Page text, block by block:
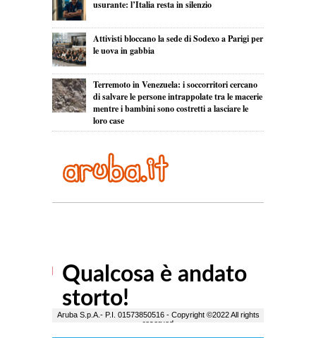
usurante: l’Italia resta in silenzio
Attivisti bloccano la sede di Sodexo a Parigi per
le uova in gabbia
Terremoto in Venezuela: i soccorritori cercano
di salvare le persone intrappolate tra le macerie
mentre i bambini sono costretti a lasciare le
loro case